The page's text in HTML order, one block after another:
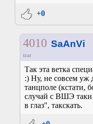
+0
4010 SaAnVi
tzar
Так эта ветка
:) Ну, не совсем уж
танцполе (кстати,
случай с ВШЭ таки
в глаз", такскать.